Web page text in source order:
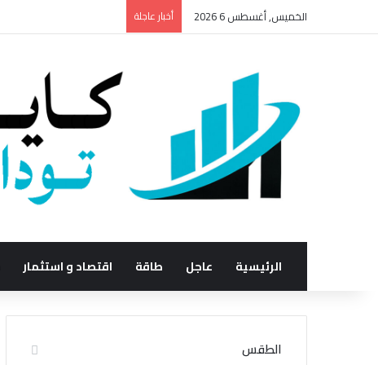
الخميس, أغسطس 6 2026 أخبار عاجلة
الرئيسية عاجل طاقة اقتصاد و استثمار
الطقس